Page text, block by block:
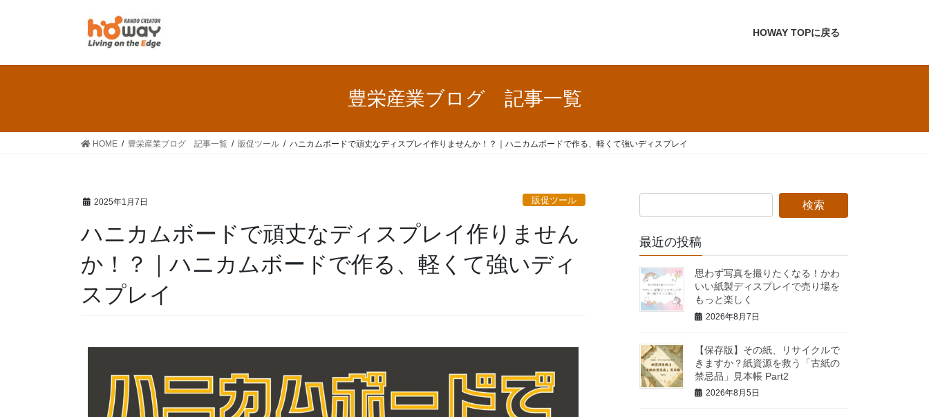
HOWAY TOPに戻る
豊栄産業ブログ 記事一覧
HOME 豊栄産業ブログ 記事一覧 販促ツール ハニカムボードで頑丈なディスプレイ作りませんか！？｜ハニカムボードで作る、軽くて強いディスプレイ
2025年1月7日 販促ツール
ハニカムボードで頑丈なディスプレイ作りません
か！？｜ハニカムボードで作る、軽くて強いディ
スプレイ
最近の投稿
思わず写真を撮りたくなる！かわ
いい紙製ディスプレイで売り場を
もっと楽しく
2026年8月7日
【保存版】その紙、リサイクルで
きますか？紙資源を救う「古紙の
禁忌品」見本帳 Part2
2026年8月5日